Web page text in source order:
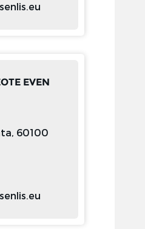
EVEN
60100